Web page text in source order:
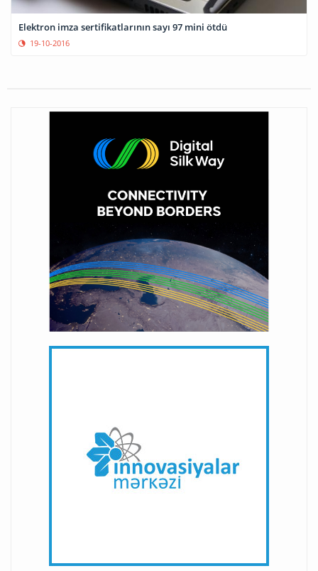
Elektron imza sertifikatlarının sayı 97 mini ötdü
19-10-2016